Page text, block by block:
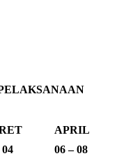
APRIL
04
06 – 08